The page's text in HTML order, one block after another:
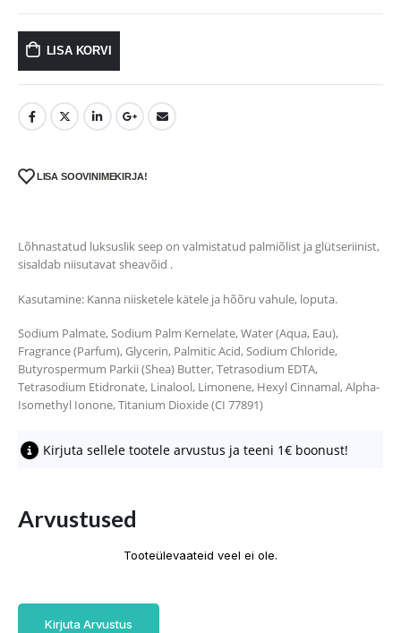
LISA KORVI
LISA SOOVINIMEKIRJA!
Lõhnastatud luksuslik seep on valmistatud palmiõlist ja glütseriinist,
sisaldab niisutavat sheavõid .
Kasutamine: Kanna niisketele kätele ja hõõru vahule, loputa.
Sodium Palmate, Sodium Palm Kernelate, Water (Aqua, Eau),
Fragrance (Parfum), Glycerin, Palmitic Acid, Sodium Chloride,
Butyrospermum Parkii (Shea) Butter, Tetrasodium EDTA,
Tetrasodium Etidronate, Linalool, Limonene, Hexyl Cinnamal, Alpha-
Isomethyl Ionone, Titanium Dioxide (CI 77891)
Kirjuta sellele tootele arvustus ja teeni 1€ boonust!
Arvustused
Tooteülevaateid veel ei ole.
Kirjuta Arvustus